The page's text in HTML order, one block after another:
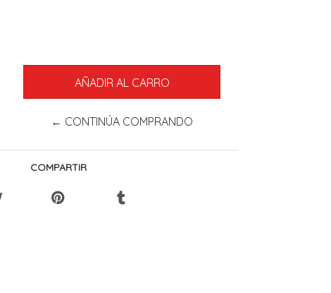
← CONTINÚA COMPRANDO
COMPARTIR